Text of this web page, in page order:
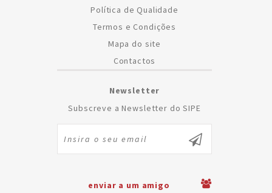
Política de Qualidade
Termos e Condições
Mapa do site
Contactos
Newsletter
Subscreve a Newsletter do SIPE
enviar a um amigo